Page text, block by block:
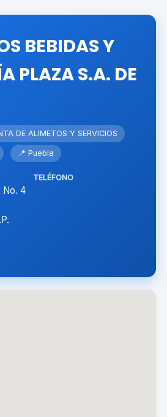
BEBIDAS Y
PLAZA S.A. DE
DE ALIMETOS Y SERVICIOS
📍 Puebla
No. 4
TELÉFONO